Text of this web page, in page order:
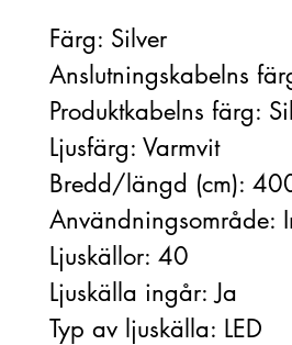
Färg: Silver
Anslutningskabelns
Produktkabelns färg:
Ljusfärg: Varmvit
Bredd/längd (cm):
Användningsområde:
Ljuskällor: 40
Ljuskälla ingår: Ja
Typ av ljuskälla: LED